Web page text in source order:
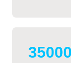
35000